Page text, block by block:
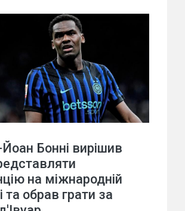
Бонні вирішив
на міжнародній
та обрав грати за